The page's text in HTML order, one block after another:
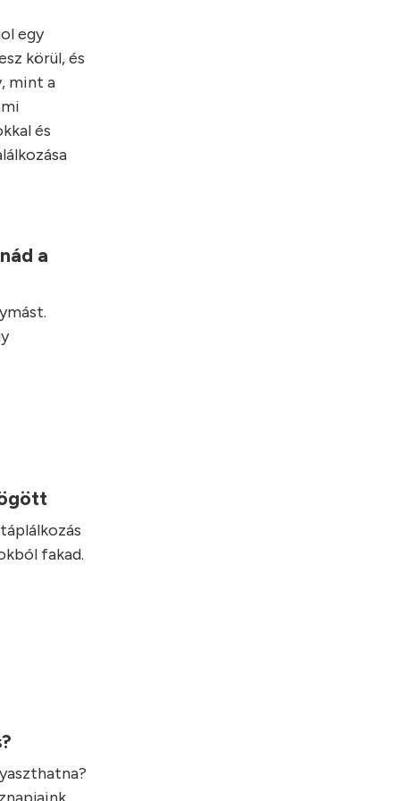
egy
körül, és
mint a
és
a
fakad.